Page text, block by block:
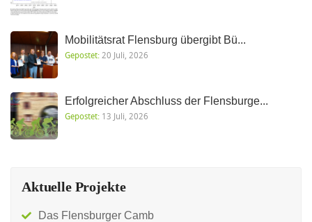
Mobilitätsrat Flensburg übergibt Bü...
Gepostet: 20 Juli, 2026
Erfolgreicher Abschluss der Flensburge...
Gepostet: 13 Juli, 2026
Aktuelle Projekte
Das Flensburger Camb